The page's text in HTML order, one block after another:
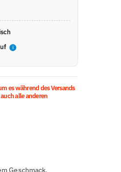
i
es während des Versands
alle anderen
Geschmack,